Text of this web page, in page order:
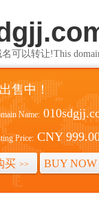
可以转让!This
售中！
Name:
Price: CNY
买 >> BUY NOW